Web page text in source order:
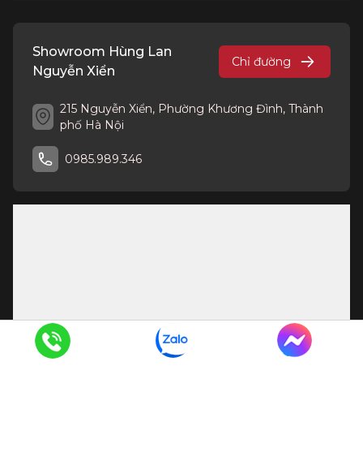
Showroom Hùng Lan
Nguyễn Xiển
Chỉ đường
215 Nguyễn Xiển, Phường Khương Đình, Thành
phố Hà Nội
0985.989.346